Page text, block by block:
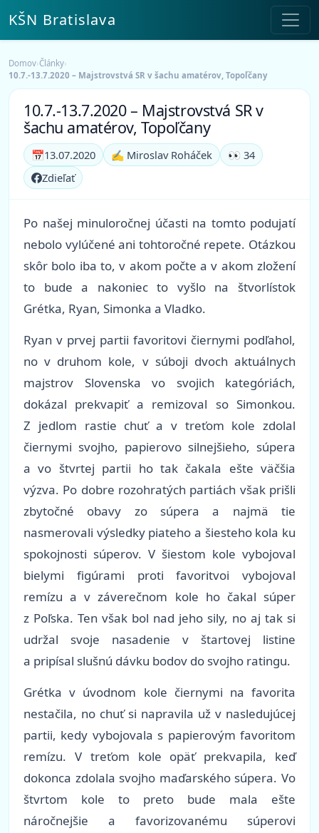
KŠN Bratislava
Domov›Články›
10.7.-13.7.2020 – Majstrovstvá SR v šachu amatérov, Topoľčany
10.7.-13.7.2020 – Majstrovstvá SR v
šachu amatérov, Topoľčany
📅13.07.2020 ✍️ Miroslav Roháček
👀 34
Zdieľať
Po našej minuloročnej účasti na tomto podujatí
nebolo vylúčené ani tohtoročné repete. Otázkou
skôr bolo iba to, v akom počte a v akom zložení
to bude a nakoniec to vyšlo na štvorlístok
Grétka, Ryan, Simonka a Vladko.
Ryan v prvej partii favoritovi čiernymi podľahol,
no v druhom kole, v súboji dvoch aktuálnych
majstrov Slovenska vo svojich kategóriách,
dokázal prekvapiť a remizoval so Simonkou.
Z jedlom rastie chuť a v treťom kole zdolal
čiernymi svojho, papierovo silnejšieho, súpera
a vo štvrtej partii ho tak čakala ešte väčšia
výzva. Po dobre rozohratých partiách však prišli
zbytočné obavy zo súpera a najmä tie
nasmerovali výsledky piateho a šiesteho kola ku
spokojnosti súperov. V šiestom kole vybojoval
bielymi figúrami proti favoritvoi vybojoval
remízu a v záverečnom kole ho čakal súper
z Poľska. Ten však bol nad jeho sily, no aj tak si
udržal svoje nasadenie v štartovej listine
a pripísal slušnú dávku bodov do svojho ratingu.
Grétka v úvodnom kole čiernymi na favorita
nestačila, no chuť si napravila už v nasledujúcej
partii, kedy vybojovala s papierovým favoritom
remízu. V treťom kole opäť prekvapila, keď
dokonca zdolala svojho maďarského súpera. Vo
štvrtom kole to preto bude mala ešte
náročnejšie a favorizovanému súperovi